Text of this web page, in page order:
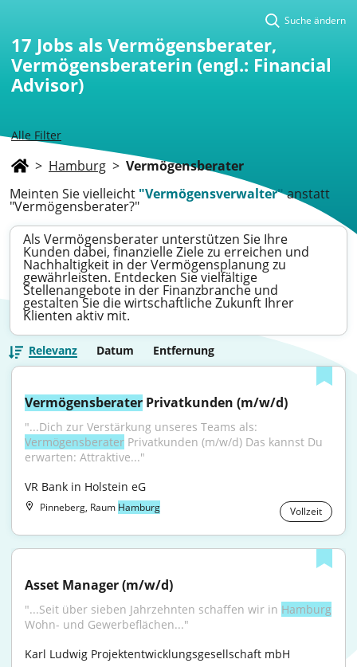
Alle Filter
Suche ändern
17 Jobs als Vermögensberater,
Vermögensberaterin (engl.: Financial
Advisor)
> Hamburg > Vermögensberater
Meinten Sie vielleicht "Vermögensverwalter"anstatt
"Vermögensberater?"
Als Vermögensberater unterstützen Sie Ihre
Kunden dabei, finanzielle Ziele zu erreichen und
Nachhaltigkeit in der Vermögensplanung zu
gewährleisten. Entdecken Sie vielfältige
Stellenangebote in der Finanzbranche und
gestalten Sie die wirtschaftliche Zukunft Ihrer
Klienten aktiv mit.
Relevanz Datum Entfernung
Vermögensberater Privatkunden (m/w/d)
Vermögensberater Privatkunden (m/w/d) Das kannst Du
erwarten: Attraktive..."
VR Bank in Holstein eG
Pinneberg, Raum Hamburg Vollzeit
Asset Manager (m/w/d)
"...Seit über sieben Jahrzehnten schaffen wir in Hamburg
Wohn- und Gewerbeflächen..."
Karl Ludwig Projektentwicklungsgesellschaft mbH